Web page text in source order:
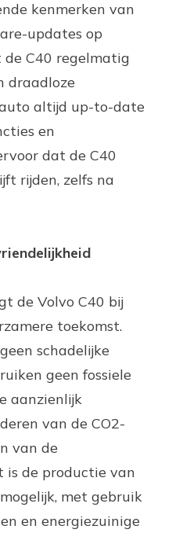
kenmerken van
updates op
C40 regelmatig
draadloze
altijd up-to-date
en
dat de C40
rijden, zelfs na
de Volvo C40 bij
toekomst.
schadelijke
geen fossiele
aanzienlijk
van de CO2-
van de
de productie van
met gebruik
en energiezuinige